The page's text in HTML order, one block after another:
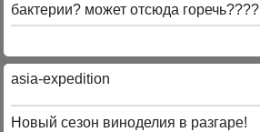
бактерии? может отсюда горечь????
asia-expedition
Новый сезон виноделия в разгаре!